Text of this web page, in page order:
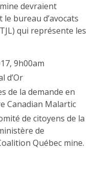
devraient
bureau d’avocats
qui représente les
9h00am
d’Or
de la demande en
Canadian Malartic
de citoyens de la
de
Québec mine.